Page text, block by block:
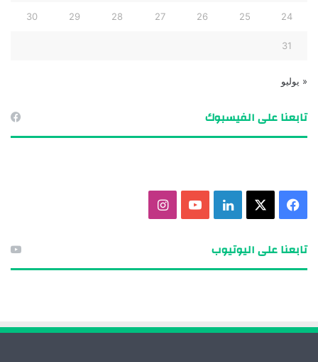
24
25
26
27
28
29
30
31
« يوليو
تابعنا على الفيسبوك
تابعنا على اليوتيوب